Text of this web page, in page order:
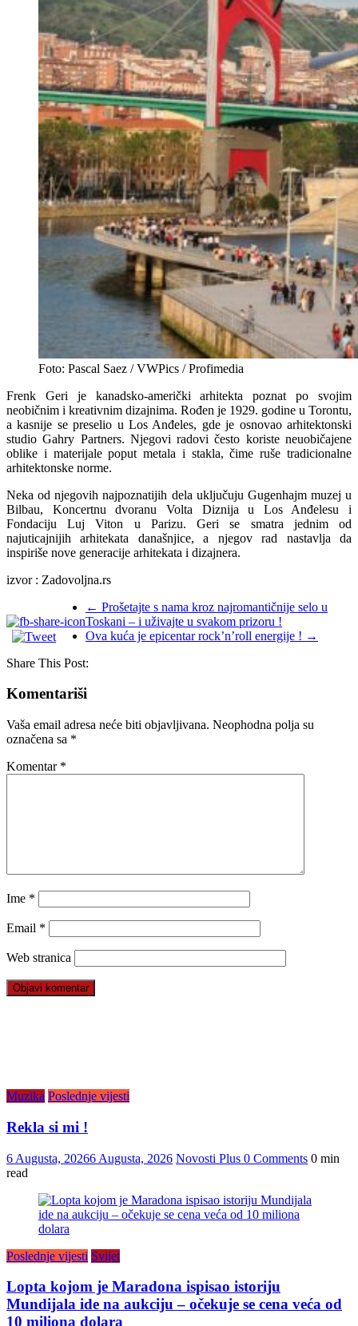
Foto: Pascal Saez / VWPics / Profimedia
Frenk Geri je kanadsko-američki arhitekta poznat po svojim
neobičnim i kreativnim dizajnima. Rođen je 1929. godine u Torontu,
a kasnije se preselio u Los Anđeles, gde je osnovao arhitektonski
studio Gahry Partners. Njegovi radovi često koriste neuobičajene
oblike i materijale poput metala i stakla, čime ruše tradicionalne
arhitektonske norme.
Neka od njegovih najpoznatijih dela uključuju Gugenhajm muzej u
Bilbau, Koncertnu dvoranu Volta Diznija u Los Anđelesu i
Fondaciju Luj Viton u Parizu. Geri se smatra jednim od
najuticajnijih arhitekata današnjice, a njegov rad nastavlja da
inspiriše nove generacije arhitekata i dizajnera.
izvor : Zadovoljna.rs
← Prošetajte s nama kroz najromantičnije selo u
Toskani – i uživajte u svakom prizoru !
Ova kuća je epicentar rock’n’roll energije ! →
Share This Post:
Komentariši
Vaša email adresa neće biti objavljivana. Neophodna polja su
označena sa *
Komentar *
Ime *
Email *
Web stranica
Muzika Poslednje vijesti
Rekla si mi !
6 Augusta, 20266 Augusta, 2026 Novosti Plus 0 Comments 0 min
read
Poslednje vijesti Svijet
Lopta kojom je Maradona ispisao istoriju
Mundijala ide na aukciju – očekuje se cena veća od
10 miliona dolara